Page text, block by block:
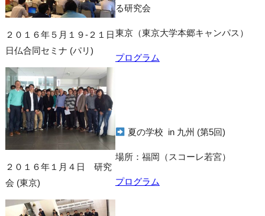
２０１６年５月１９-２１日
日仏合同セミナ (パリ)
２０１６年１月４日 研究
会 (東京)
る研究会
東京（東京大学本郷キャンパス）
プログラム
夏の学校 in 九州 (第5回)
場所：福岡（スコーレ若宮）
プログラム